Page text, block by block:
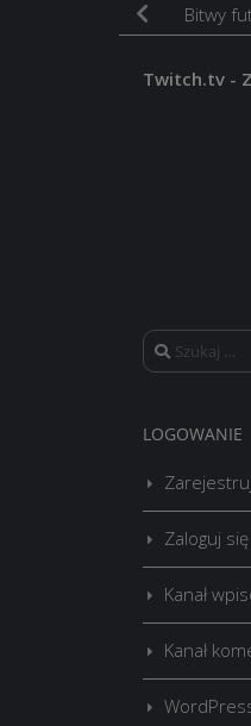
Bitwy
Twitch.tv -
Szukaj:
LOGOWANIE
Zaloguj się
Kanał
Kanał